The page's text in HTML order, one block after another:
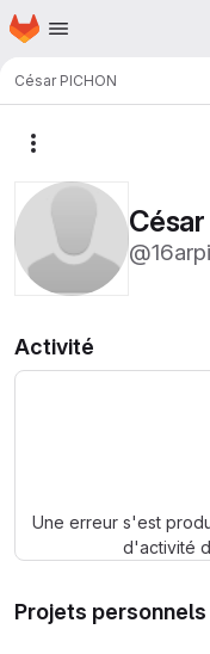
Passer au contenu principal
Page d'accueil
César PICHON
César
@16arpi
Activité
Une erreur s'est
d'activité
Projets personnels